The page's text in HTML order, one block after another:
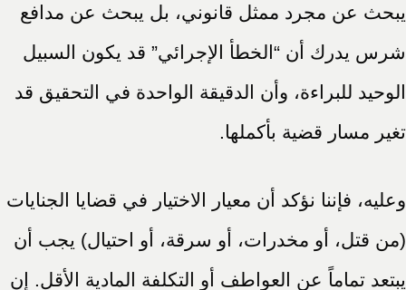
يبحث عن مجرد ممثل قانوني، بل يبحث عن مدافع
شرس يدرك أن “الخطأ الإجرائي” قد يكون السبيل
الوحيد للبراءة، وأن الدقيقة الواحدة في التحقيق قد
تغير مسار قضية بأكملها.
وعليه، فإننا نؤكد أن معيار الاختيار في قضايا الجنايات
(من قتل، أو مخدرات، أو سرقة، أو احتيال) يجب أن
يبتعد تماماً عن العواطف أو التكلفة المادية الأقل. إن